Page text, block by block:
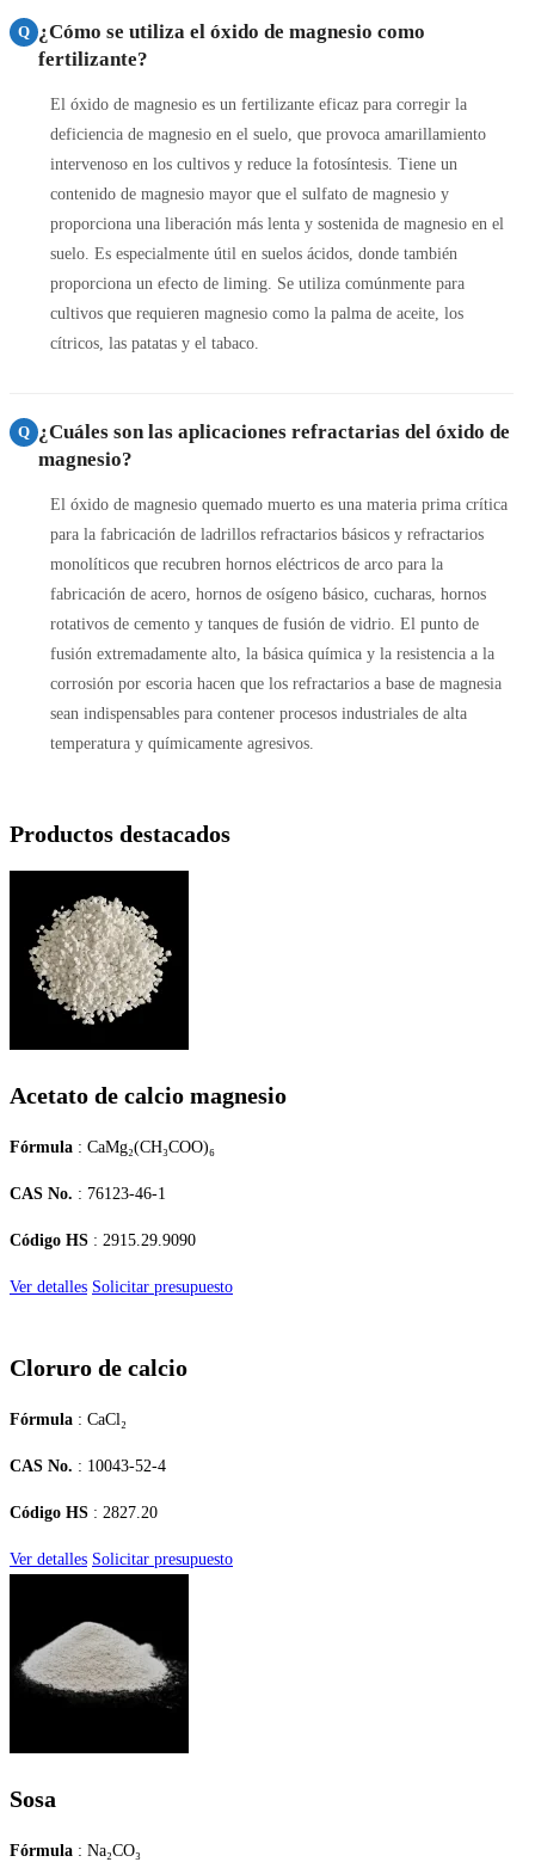
Q ¿Cómo se utiliza el óxido de magnesio como
fertilizante?
El óxido de magnesio es un fertilizante eficaz para corregir la
deficiencia de magnesio en el suelo, que provoca amarillamiento
intervenoso en los cultivos y reduce la fotosíntesis. Tiene un
contenido de magnesio mayor que el sulfato de magnesio y
proporciona una liberación más lenta y sostenida de magnesio en el
suelo. Es especialmente útil en suelos ácidos, donde también
proporciona un efecto de liming. Se utiliza comúnmente para
cultivos que requieren magnesio como la palma de aceite, los
cítricos, las patatas y el tabaco.
Q ¿Cuáles son las aplicaciones refractarias del óxido de
magnesio?
El óxido de magnesio quemado muerto es una materia prima crítica
para la fabricación de ladrillos refractarios básicos y refractarios
monolíticos que recubren hornos eléctricos de arco para la
fabricación de acero, hornos de osígeno básico, cucharas, hornos
rotativos de cemento y tanques de fusión de vidrio. El punto de
fusión extremadamente alto, la básica química y la resistencia a la
corrosión por escoria hacen que los refractarios a base de magnesia
sean indispensables para contener procesos industriales de alta
temperatura y químicamente agresivos.
Productos destacados
Acetato de calcio magnesio
Fórmula : CaMg₂(CH₃COO)₆
CAS No. : 76123-46-1
Código HS : 2915.29.9090
Ver detalles Solicitar presupuesto
Cloruro de calcio
Fórmula : CaCl₂
CAS No. : 10043-52-4
Código HS : 2827.20
Ver detalles Solicitar presupuesto
Sosa
Fórmula : Na₂CO₃